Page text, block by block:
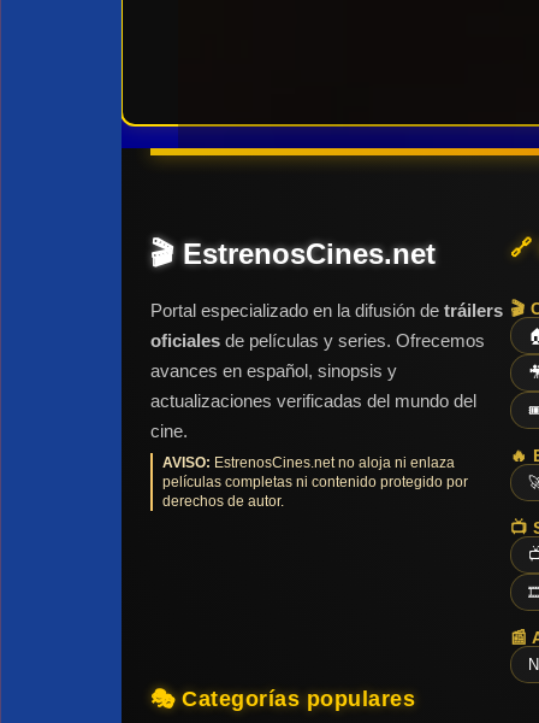
🎬 EstrenosCines.net
Portal especializado en la difusión de tráilers
oficiales de películas y series. Ofrecemos
avances en español, sinopsis y
actualizaciones verificadas del mundo del
cine.
AVISO: EstrenosCines.net no aloja ni enlaza
películas completas ni contenido protegido por
derechos de autor.
🎬
🔥
📺
📰
🎭 Categorías populares